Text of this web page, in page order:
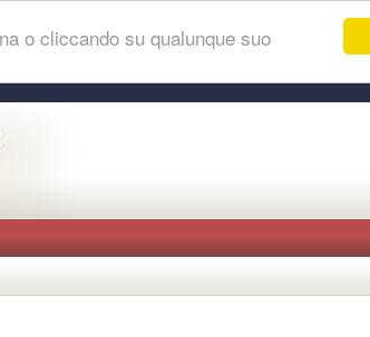
o cliccando su qualunque suo